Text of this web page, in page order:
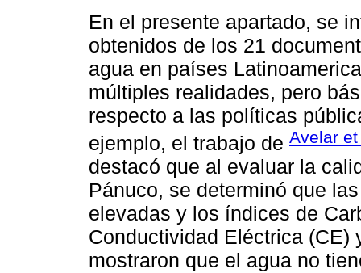
En el presente apartado, se
obtenidos de los 21
agua en países
múltiples realidades, pero
respecto a las políticas
ejemplo, el trabajo de Avelar
destacó que al evaluar la
Pánuco, se determinó que
elevadas y los índices de
Conductividad Eléctrica (CE)
mostraron que el agua no